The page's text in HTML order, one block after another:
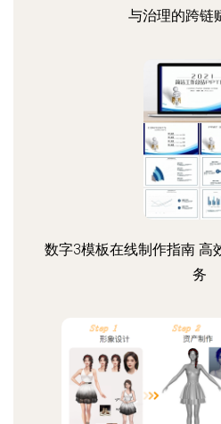
与治理的跨链
数字3模板在线制作指南 高
务